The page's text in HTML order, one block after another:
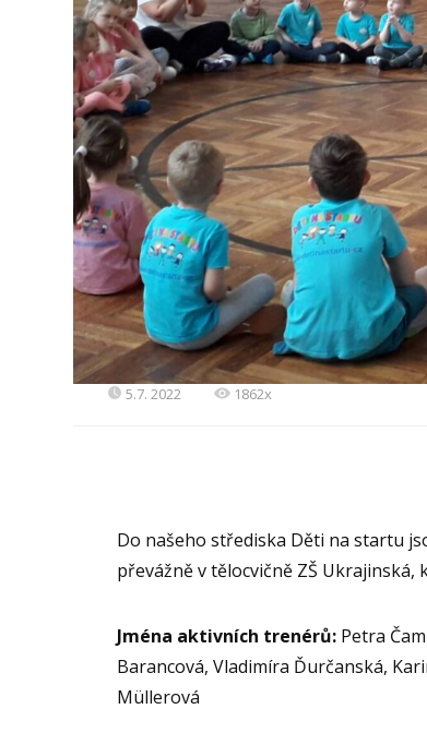
5.7. 2022 1862x
Do našeho střediska Děti na startu
převážně v tělocvičně ZŠ Ukrajinská,
Jména aktivních trenérů: Petra
Barancová, Vladimíra Ďurčanská,
Müllerová